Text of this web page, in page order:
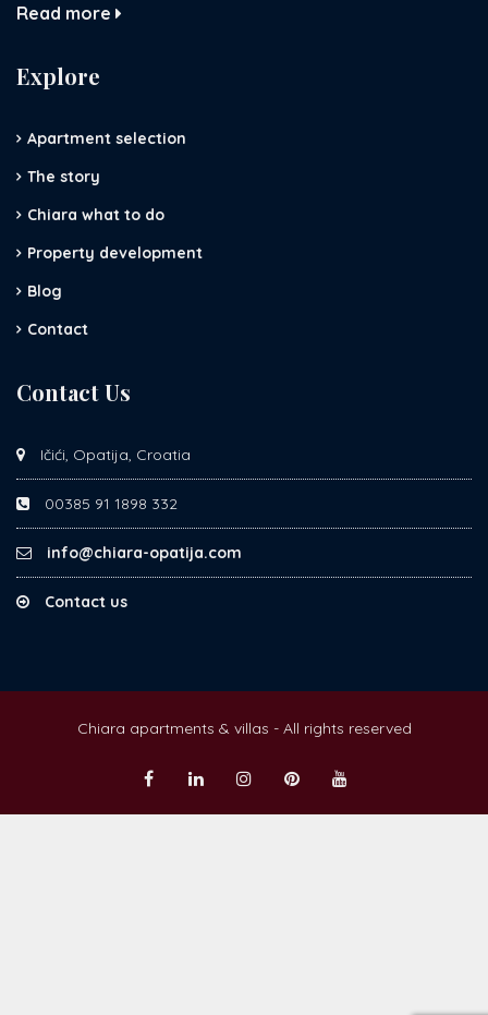
Read more
Explore
Apartment selection
The story
Chiara what to do
Property development
Blog
Contact
Contact Us
Ičići, Opatija, Croatia
00385 91 1898 332
info@chiara-opatija.com
Contact us
Chiara apartments & villas - All rights reserved